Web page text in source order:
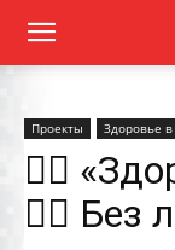
Проекты Здоровье
👨‍⚕️
👨‍⚕️ Без